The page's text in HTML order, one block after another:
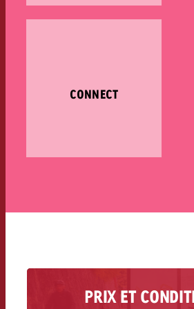
CONNECT
PRIX ET